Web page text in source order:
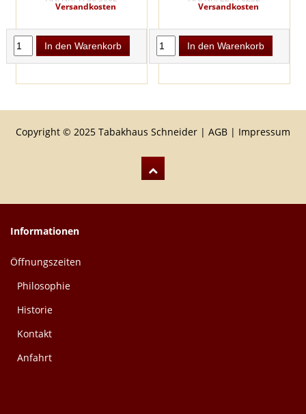
Versandkosten
In den Warenkorb
Versandkosten
In den Warenkorb
Copyright © 2025 Tabakhaus Schneider | AGB | Impressum
Informationen
Öffnungszeiten
Philosophie
Historie
Kontakt
Anfahrt